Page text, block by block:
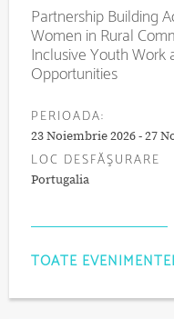
Partnership Building
Women in Rural
Inclusive Youth Work
Opportunities
PERIOADA:
23 Noiembrie 2026 - 27
LOC DESFĂŞURARE
Portugalia
TOATE